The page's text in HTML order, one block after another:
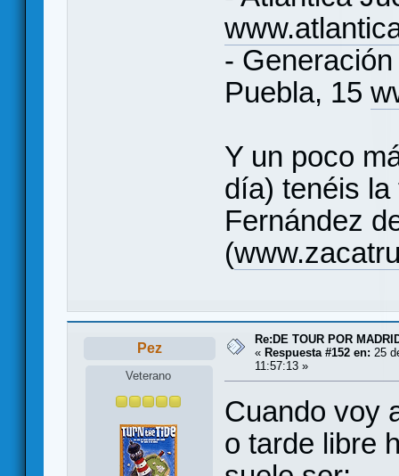
-
Puebla, 15
Y un poco
día) tenéis
Fernández
(
Pez
Veterano
Re:DE TOUR POR
« Respuesta #152 en: 25
11:57:13 »
Cuando voy
o tarde libre